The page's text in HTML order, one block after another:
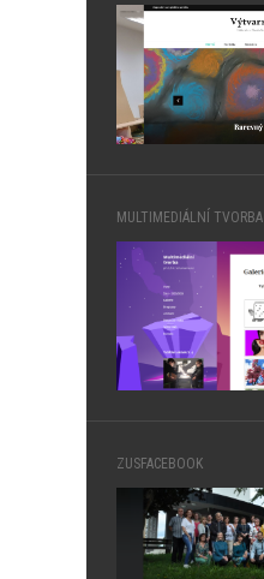
MULTIMEDIÁLNÍ TVORBA
ZUSFACEBOOK